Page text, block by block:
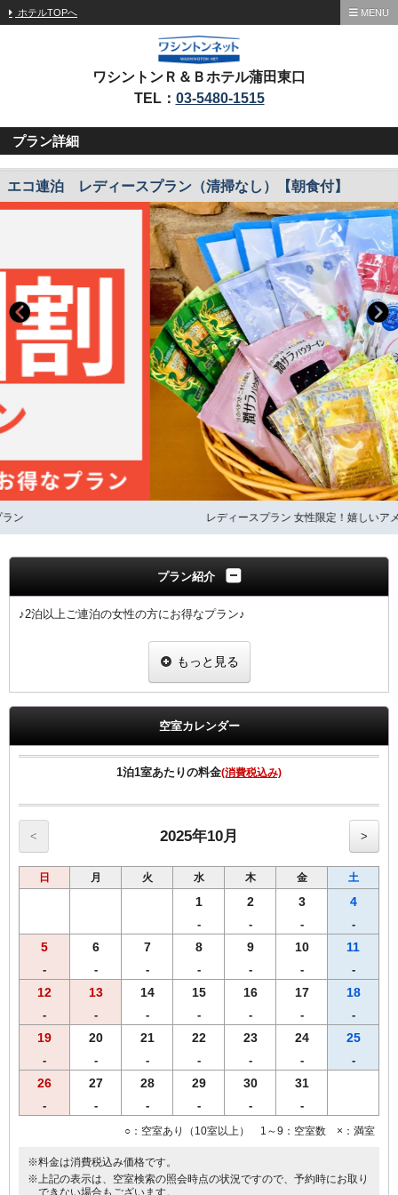
ホテルTOPへ MENU
ワシントンＲ＆Ｂホテル蒲田東口
TEL： 03-5480-1515
プラン詳細
エコ連泊 レディースプラン（清掃なし）【朝食付】
レディースプラン 女性限定！嬉しいアメニティー2点付き！
プラン紹介
♪2泊以上ご連泊の女性の方にお得なプラン♪
※滞在中の客室清掃なしのプランです。（2泊以上からご予約可能な
※ご予定の変更により１泊のみのご利用になりました場合は通常料金
でのご案内となりますのでご注意ください。
■女性にちょっと嬉しい特典付き
ヒーリング・コスメ系グッズの中から2点お選びいただけます。
※グッズ内容は予告なく変更する場合がございますのでご了承くださ
い。
※男性のお客様にはご予約いただけませんので、他のプランにてご予
約ください。
・ウェルカムドリンクとしてホテルオリジナル挽きたてコーヒーをご
用意！
・全室インターネット回線接続可能（Wi-Fi・有線LAN）
♪朝食付♪
スタッフが毎朝焼き上げる焼きたてパンをお召し上がりいただけま
【ホテル朝食メニュー（AM6：30-AM9：30）】
・焼きたてパン
・モーニングカレーライス
・オーガニックグラノーラ
・ヨーグルト
・スープ
もっと見る
空室カレンダー
1泊1室あたりの料金(消費税込み)
< 2025年10月 >
日 月 火 水 木 金 土
1
-
2
-
3
-
4
-
5
-
6
-
7
-
8
-
9
-
10
-
11
-
12
-
13
-
14
-
15
-
16
-
17
-
18
-
19
-
20
-
21
-
22
-
23
-
24
-
25
-
26
-
27
-
28
-
29
-
30
-
31
-
○：空室あり（10室以上） 1～9：空室数 ×：満室
※料金は消費税込み価格です。
※上記の表示は、空室検索の照会時点の状況ですので、予約時にお取り